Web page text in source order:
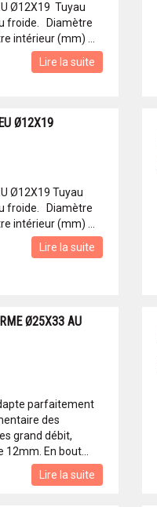
Ø12X19 Tuyau
froide. Diamètre
intérieur (mm) ...
Lire la suite
Ø12X19
Ø12X19 Tuyau
froide. Diamètre
intérieur (mm) ...
Lire la suite
Ø25X33 AU
parfaitement
des
grand débit,
En bout...
Lire la suite